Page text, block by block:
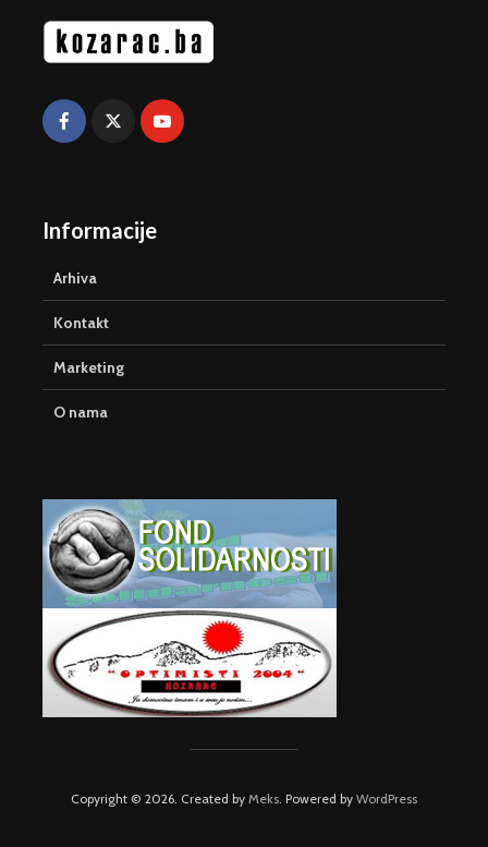
Informacije
Arhiva
Kontakt
Marketing
O nama
Copyright © 2026. Created by Meks . Powered by WordPress